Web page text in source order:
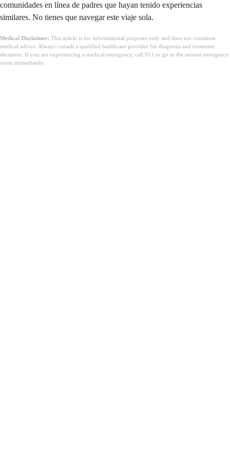
comunidades en línea de padres que hayan tenido experiencias
similares. No tienes que navegar este viaje sola.
Medical Disclaimer: This article is for informational purposes only and does not constitute
medical advice. Always consult a qualified healthcare provider for diagnosis and treatment
decisions. If you are experiencing a medical emergency, call 911 or go to the nearest emergency
room immediately.